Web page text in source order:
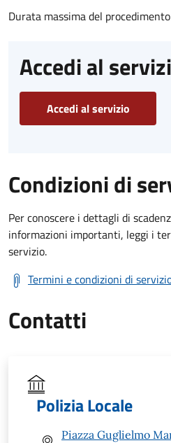
Durata massima del
Accedi al
Accedi al servizio
Condizioni di
Per conoscere i dettagli di
informazioni importanti, leggi i
servizio.
Termini e condizioni di
Contatti
Polizia Locale
Piazza Guglielmo